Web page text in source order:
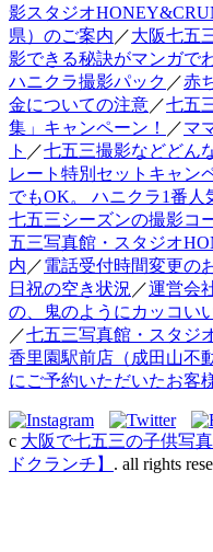
影スタジオ
県）のご案内 ／大阪七五
影できる秘訣がマンガで
ハニクラ撮影パック ／赤
金についての注意／七五
集」キャンペーン！ ／マ
ト ／七五三撮影などどん
レート特別セットキャン
でもOK。 ハニクラ1番人
七五三シーズンの撮影コ
五三写真館・スタジオ
内 ／電話受付時間変更の
日祝の空き状況 ／運営会
の、鬼のようにカッコい
／七五三写真館・スタジ
香里園駅前店（成田山不
にご予約いただいたお客
c 大阪で七五三の子供写
ドクランチ】 . all rights